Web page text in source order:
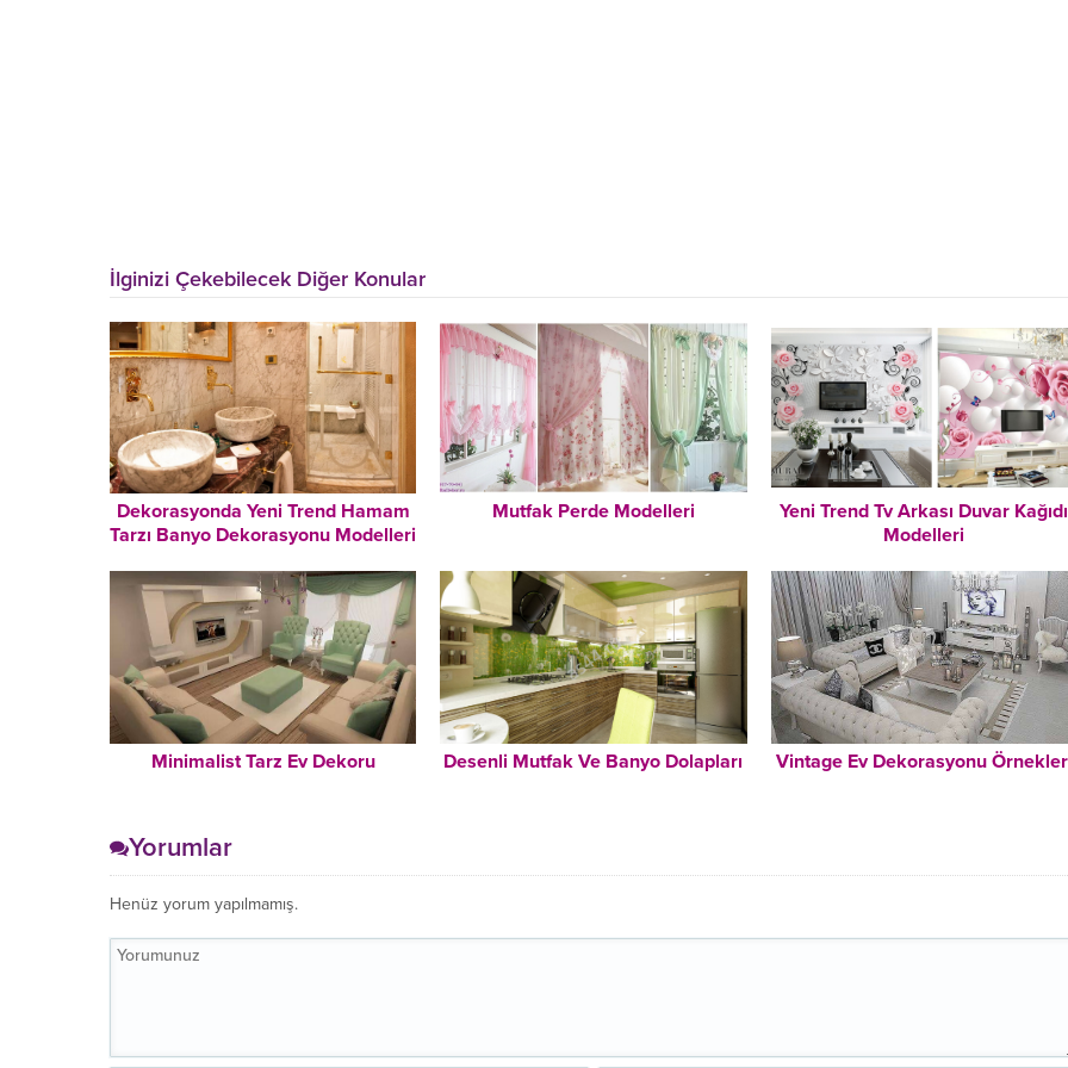
İlginizi Çekebilecek Diğer Konular
Dekorasyonda Yeni Trend Hamam
Tarzı Banyo Dekorasyonu Modelleri
Mutfak Perde Modelleri
Yeni Trend Tv Arkası Duvar Kağıdı
Modelleri
Minimalist Tarz Ev Dekoru Desenli Mutfak Ve Banyo Dolapları Vintage Ev Dekorasyonu
Yorumlar
Henüz yorum yapılmamış.